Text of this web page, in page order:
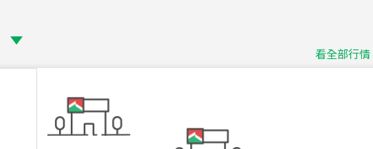
看全部行情
台北市中山區長春路